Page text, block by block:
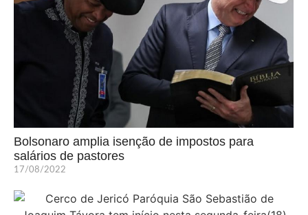
Bolsonaro amplia isenção de impostos para
salários de pastores
17/08/2022